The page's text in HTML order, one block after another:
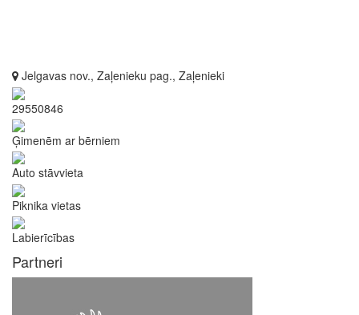
Jelgavas nov., Zaļenieku pag., Zaļenieki
29550846
Ģimenēm ar bērniem
Auto stāvvieta
Piknika vietas
Labierīcības
Partneri